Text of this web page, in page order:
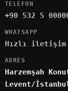
TELEFON
+90 532 5
WHATSAPP
Hızlı iletişim
ADRES
Harzemşah
Levent/